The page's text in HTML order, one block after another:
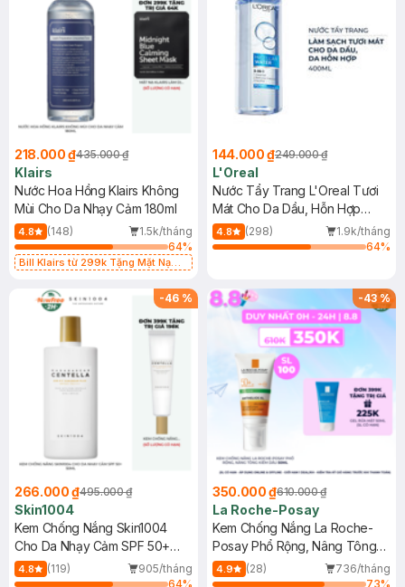
218.000 ₫435.000 ₫
Klairs
Nước Hoa Hồng Klairs Không
Mùi Cho Da Nhạy Cảm 180ml
4.8 (148)
1.5k/tháng
64%
Bill Klairs từ 299k Tặng Mặt Nạ
25ml (SL Có Hạn)
144.000 ₫249.000 ₫
L'Oreal
Nước Tẩy Trang L'Oreal Tươi
Mát Cho Da Dầu, Hỗn Hợp
400ml
4.8 (298)
1.9k/tháng
64%
-46 %
266.000 ₫495.000 ₫
Skin1004
Kem Chống Nắng Skin1004
Cho Da Nhạy Cảm SPF 50+
50ml
4.8 (119)
905/tháng
64%
-43%
350.000 ₫610.000 ₫
La Roche-Posay
Kem Chống Nắng La Roche-
Posay Phổ Rộng, Nâng Tông
Kiềm Dầu 50ml
4.9 (28)
736/tháng
73%